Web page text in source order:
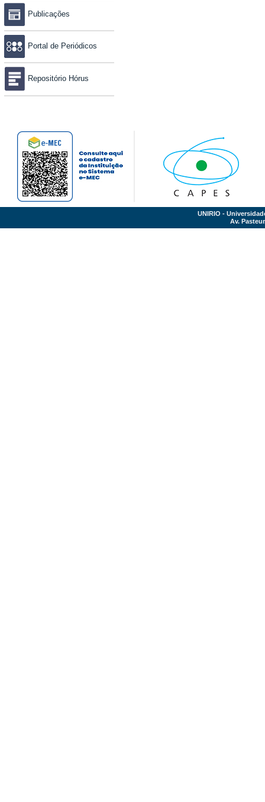
Publicações
Portal de Periódicos
Repositório Hórus
UNIRIO -
Av.